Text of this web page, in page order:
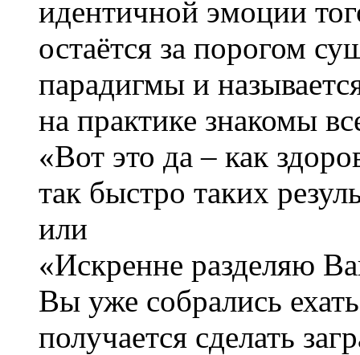
идентичной эмоции
остаётся за порогом
парадигмы и
на практике знакомы
«Вот это да – как
так быстро таких
или
«Искренне разделяю
Вы уже собрались
получается сделать